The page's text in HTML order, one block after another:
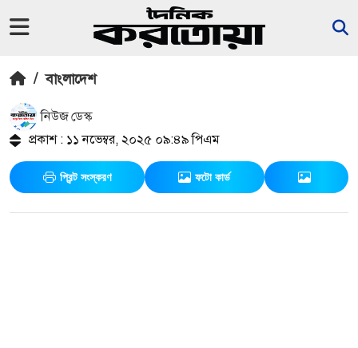
/ বাংলাদেশ
নিউজ ডেস্ক
প্রকাশ : ১১ নভেম্বর, ২০২৫ ০৯:৪৯ পিএম
প্রিন্ট সংস্করণ ফটো কার্ড